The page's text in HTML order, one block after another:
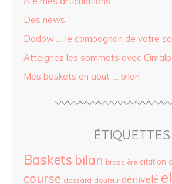
Des news
Dodow … le compagnon de votre
Atteignez les sommets avec Cimalp
Mes baskets en aout … bilan
ÉTIQUETTES
Baskets bilan brassière citation
course dossard douleur dénivelé